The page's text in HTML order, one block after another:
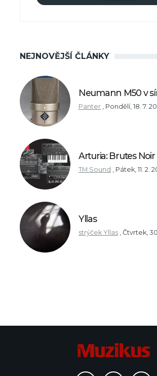
NEJNOVĚJŠÍ ČLÁNKY
Neumann M50 v
Panter , Pondělí, 18. 7.
Arturia: Brutes Noir
TM Sound , Pátek, 11. 2.
Yllas
strýček Yllas , Čtvrtek,